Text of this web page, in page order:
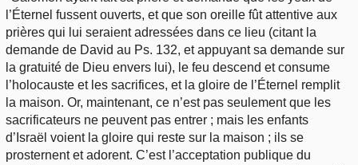
l’Éternel fussent ouverts, et que son oreille fût attentive aux
prières qui lui seraient adressées dans ce lieu (citant la
demande de David au Ps. 132, et appuyant sa demande sur
la gratuité de Dieu envers lui), le feu descend et consume
l’holocauste et les sacrifices, et la gloire de l’Éternel remplit
la maison. Or, maintenant, ce n’est pas seulement que les
sacrificateurs ne peuvent pas entrer ; mais les enfants
d’Israël voient la gloire qui reste sur la maison ; ils se
prosternent et adorent. C’est l’acceptation publique du